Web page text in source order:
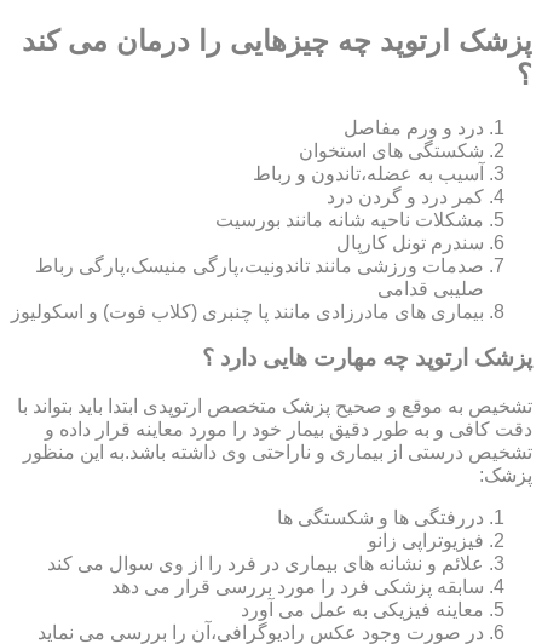
پزشک ارتوپد چه چیزهایی را درمان می کند
؟
درد و ورم مفاصل
شکستگی های استخوان
آسیب به عضله،تاندون و رباط
کمر درد و گردن درد
مشکلات ناحیه شانه مانند بورسیت
سندرم تونل کارپال
صدمات ورزشی مانند تاندونیت،پارگی منیسک،پارگی رباط
صلیبی قدامی
بیماری های مادرزادی مانند پا چنبری (کلاب فوت) و اسکولیوز
پزشک ارتوپد چه مهارت هایی دارد ؟
تشخیص به موقع و صحیح پزشک متخصص ارتوپدی ابتدا باید بتواند با
دقت کافی و به طور دقیق بیمار خود را مورد معاینه قرار داده و
تشخیص درستی از بیماری و ناراحتی وی داشته باشد.به این منظور
پزشک:
دررفتگی ها و شکستگی ها
فیزیوتراپی زانو
علائم و نشانه های بیماری در فرد را از وی سوال می کند
سابقه پزشکی فرد را مورد بررسی قرار می دهد
معاینه فیزیکی به عمل می آورد
در صورت وجود عکس رادیوگرافی،آن را بررسی می‎ نماید